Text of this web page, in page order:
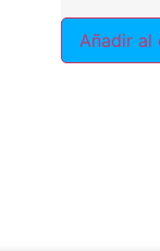
Añadir al